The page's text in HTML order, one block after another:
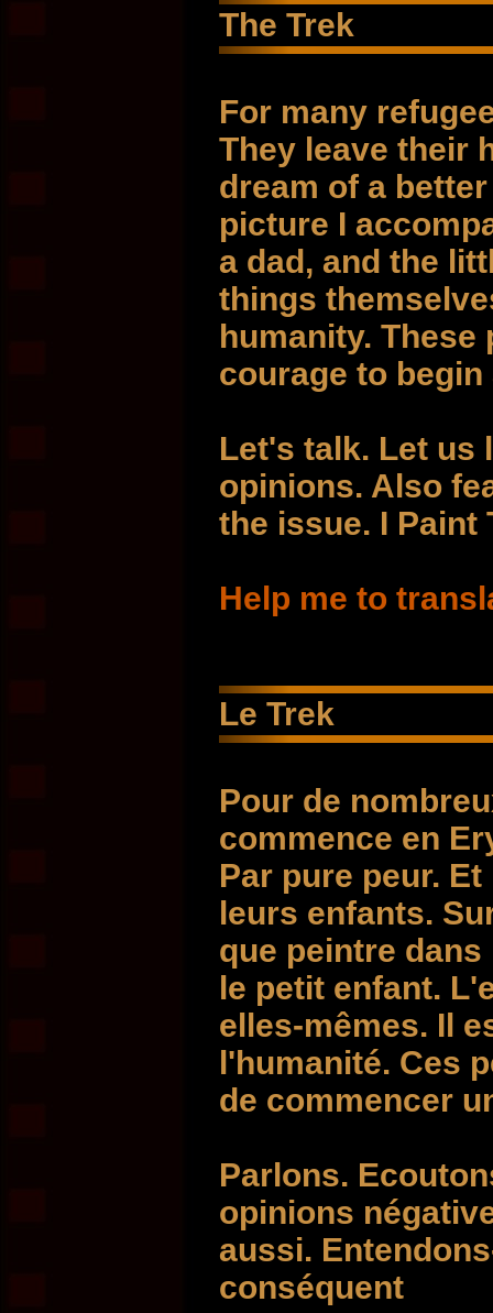
The Trek
For many
They leave their
dream of a
picture I
a dad, and the
things
humanity. These
courage to begin
Let's talk. Let us
opinions. Also
the issue. I Paint
Help me to
Le Trek
Pour de
commence en
Par pure peur.
leurs enfants.
que peintre dans
le petit enfant.
elles-mêmes. Il
l'humanité. Ces
de commencer
Parlons.
opinions
aussi.
conséquent